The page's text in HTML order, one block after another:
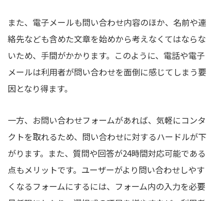
また、電子メールも問い合わせ内容のほか、名前や連
絡先なども含めた文章を始めから考えなくてはならな
いため、手間がかかります。このように、電話や電子
メールは利用者が問い合わせを面倒に感じてしまう要
因となり得ます。
一方、お問い合わせフォームがあれば、気軽にコンタ
クトを取れるため、問い合わせに対するハードルが下
がります。また、質問や回答が24時間対応可能である
点もメリットです。ユーザーがより問い合わせしやす
くなるフォームにするには、フォーム内の入力を必要